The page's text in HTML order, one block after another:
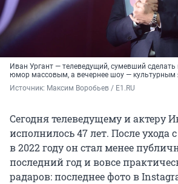
Иван Ургант — телеведущий, сумевший сделать
юмор массовым, а вечернее шоу — культурным
Источник: Максим Воробьев / E1.RU
Сегодня телеведущему и актеру
исполнилось 47 лет. После ухода
в 2022 году он стал менее
последний год и вовсе
радаров: последнее фото в